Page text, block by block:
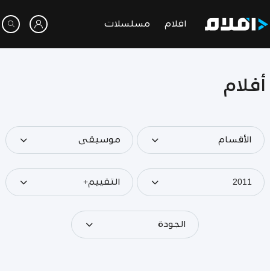
افلام مسلسلات
أفلام
الأقسام موسيقى
2011 التقييم+
الجودة